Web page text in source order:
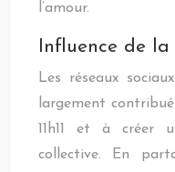
l’amour.
Influence de
Les réseaux
largement
11h11 et à créer
collective. En